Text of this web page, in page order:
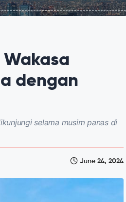
Wakasa
dengan
selama musim panas di
June 24, 2024